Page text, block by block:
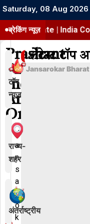
Saturday, 08 Aug 2026
ब्रेकिंग न्यूज़
Update | India
टॉप
न्यूज़
राज्य-
शहर
अंतर्राष्ट्रीय
Prashant
Pise
India
Ambassador
Oman
J
a
n
s
a
r
o
k
लेटेस्ट टॉप
Jansarokar Bharat